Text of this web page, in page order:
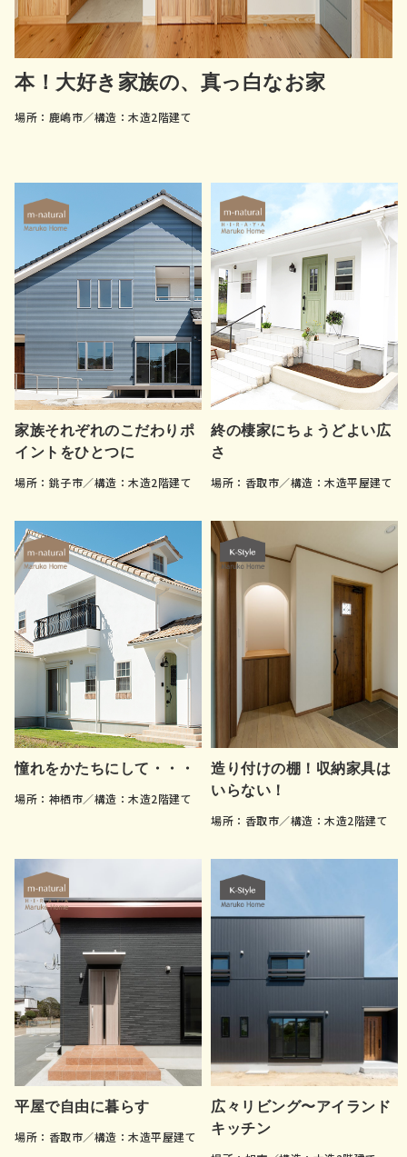
本！大好き家族の、真っ白なお家
場所：鹿嶋市／構造：木造2階建て
家族それぞれのこだわりポ
イントをひとつに
場所：銚子市／構造：木造2階建て
終の棲家にちょうどよい広
さ
場所：香取市／構造：木造平屋建て
憧れをかたちにして・・・
場所：神栖市／構造：木造2階建て
造り付けの棚！収納家具は
いらない！
場所：香取市／構造：木造2階建て
平屋で自由に暮らす
場所：香取市／構造：木造平屋建て
広々リビング〜アイランド
キッチン